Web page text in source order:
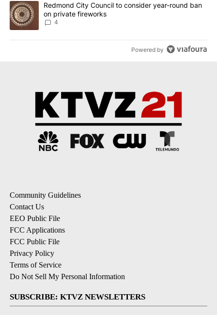
A trending article titled "Redmond City Council to consider
Redmond City Council to consider year-round ban
on private fireworks
4
Powered by
Community Guidelines
Contact Us
EEO Public File
FCC Applications
FCC Public File
Privacy Policy
Terms of Service
Do Not Sell My Personal Information
SUBSCRIBE: KTVZ NEWSLETTERS